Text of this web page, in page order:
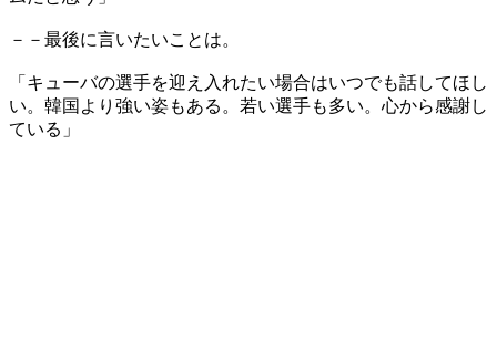
－－最後に言いたいことは。
「キューバの選手を迎え入れたい場合はいつでも話してほし
い。韓国より強い姿もある。若い選手も多い。心から感謝し
ている」